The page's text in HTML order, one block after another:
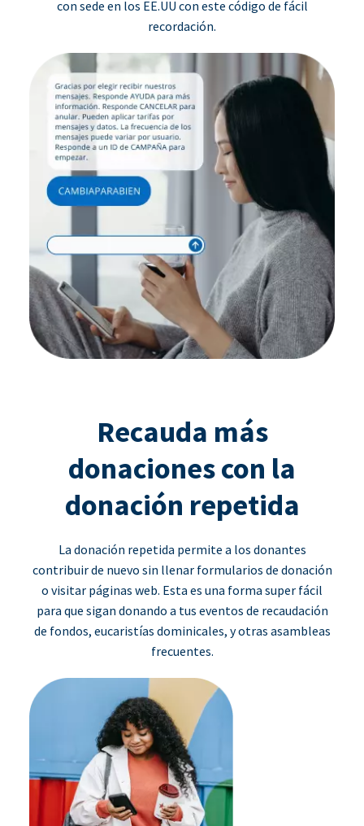
con sede en los EE.UU con este código de fácil
recordación.
Recauda más
donaciones con la
donación repetida
La donación repetida permite a los donantes
contribuir de nuevo sin llenar formularios de donación
o visitar páginas web. Esta es una forma super fácil
para que sigan donando a tus eventos de recaudación
de fondos, eucaristías dominicales, y otras asambleas
frecuentes.